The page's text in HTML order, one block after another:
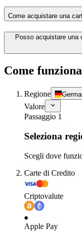
Come acquistare una
Posso acquistare una
Come funziona
Regione
Valore
Passaggio 1
Seleziona
Scegli dove
Carte di Credito
Criptovalute
Apple Pay